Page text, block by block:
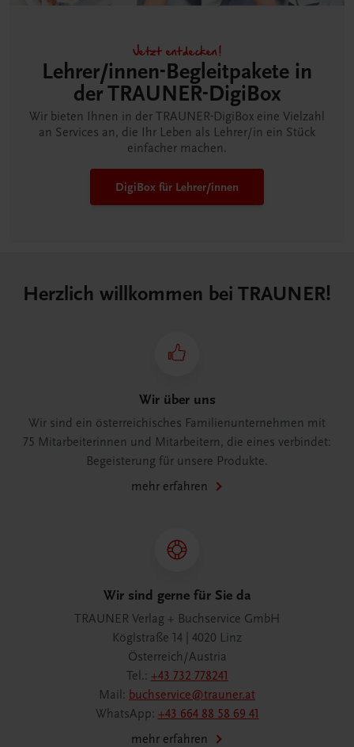
Jetzt entdecken!
Lehrer/innen-Begleitpakete in
der TRAUNER-DigiBox
Wir bieten Ihnen in der TRAUNER-DigiBox eine Vielzahl
an Services an, die Ihr Leben als Lehrer/in ein Stück
einfacher machen.
DigiBox für Lehrer/innen
Herzlich willkommen bei TRAUNER!
Wir über uns
Wir sind ein österreichisches Familienunternehmen mit
75 Mitarbeiterinnen und Mitarbeitern, die eines verbindet:
Begeisterung für unsere Produkte.
mehr erfahren
Wir sind gerne für Sie da
TRAUNER Verlag + Buchservice GmbH
Köglstraße 14 | 4020 Linz
Österreich/Austria
Tel.: +43 732 778241
Mail: buchservice@trauner.at
WhatsApp: +43 664 88 58 69 41
mehr erfahren